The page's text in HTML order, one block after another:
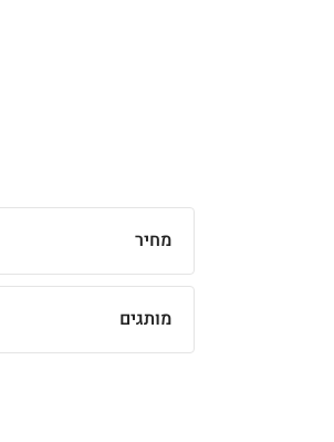
מחיר
מותגים